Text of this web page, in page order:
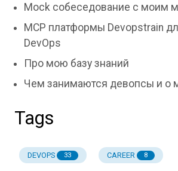
Mock собеседование с моим
MCP платформы Devopstrain
DevOps
Про мою базу знаний
Чем занимаются девопсы и о
Tags
DEVOPS 33 CAREER 8